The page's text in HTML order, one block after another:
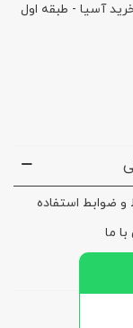
خرید آسیا - طبقه اول
و ضوابط استفاده
ما